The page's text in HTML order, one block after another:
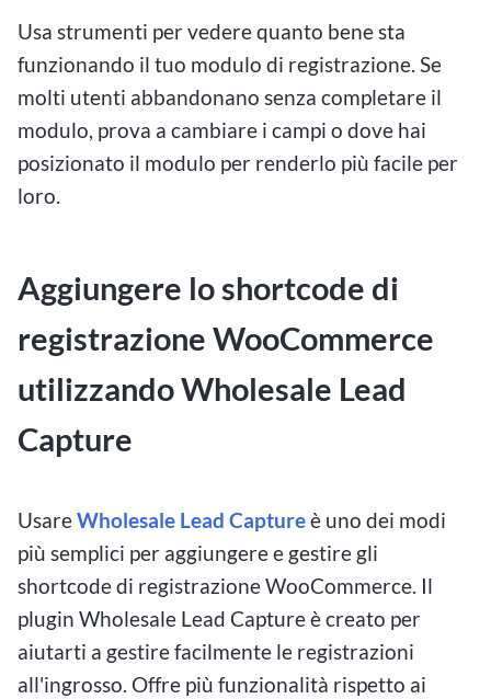
Usa strumenti per vedere quanto bene sta
funzionando il tuo modulo di registrazione. Se
molti utenti abbandonano senza completare il
modulo, prova a cambiare i campi o dove hai
posizionato il modulo per renderlo più facile per
loro.
Aggiungere lo shortcode di
registrazione WooCommerce
utilizzando Wholesale Lead
Capture
UsareWholesale Lead Captureè uno dei modi
più semplici per aggiungere e gestire gli
shortcode di registrazione WooCommerce. Il
plugin Wholesale Lead Capture è creato per
aiutarti a gestire facilmente le registrazioni
all'ingrosso. Offre più funzionalità rispetto ai